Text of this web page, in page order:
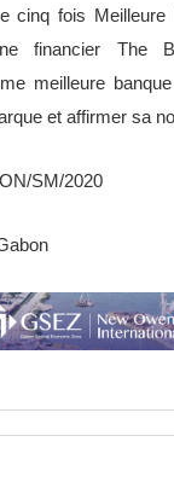
cinq fois Meilleure
financier The
meilleure
et affirmer sa
SM/2020